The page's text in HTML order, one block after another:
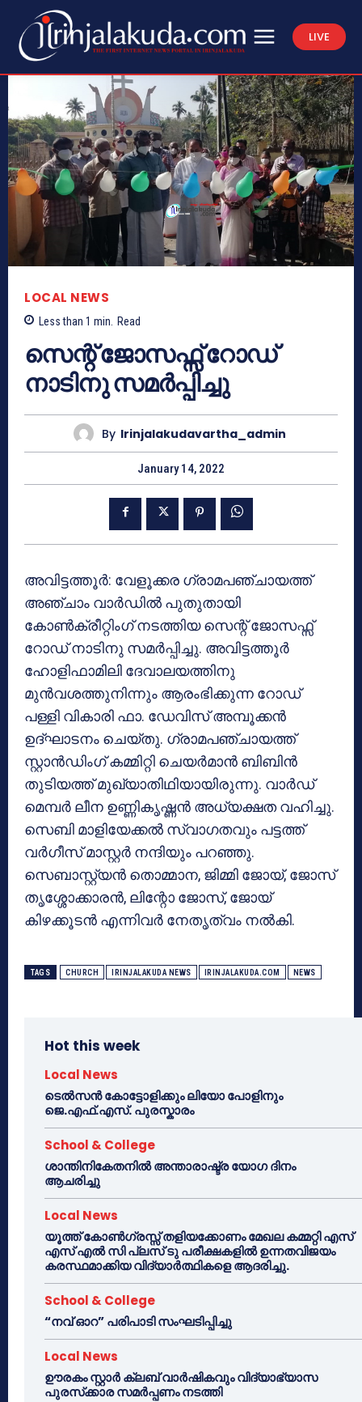
LIVE
LOCAL NEWS
Less than 1 min. Read
സെന്റ് ജോസഫ്സ് റോഡ്
നാടിനു സമര്‍പ്പിച്ചു
By Irinjalakudavartha_admin
January 14, 2022
അവിട്ടത്തൂര്‍: വേളൂക്കര ഗ്രാമപഞ്ചായത്ത്
അഞ്ചാം വാര്‍ഡില്‍ പുതുതായി
കോണ്‍ക്രീറ്റിംഗ് നടത്തിയ സെന്റ് ജോസഫ്സ്
റോഡ് നാടിനു സമര്‍പ്പിച്ചു. അവിട്ടത്തൂര്‍
ഹോളിഫാമിലി ദേവാലയത്തിനു
മുന്‍വശത്തുനിന്നും ആരംഭിക്കുന്ന റോഡ്
പള്ളി വികാരി ഫാ. ഡേവിസ് അമ്പൂക്കന്‍
ഉദ്ഘാടനം ചെയ്തു. ഗ്രാമപഞ്ചായത്ത്
സ്റ്റാന്‍ഡിംഗ് കമ്മിറ്റി ചെയര്‍മാന്‍ ബിബിന്‍
തുടിയത്ത് മുഖ്യാതിഥിയായിരുന്നു. വാര്‍ഡ്
മെമ്പര്‍ ലീന ഉണ്ണികൃഷ്ണൻ അധ്യക്ഷത വഹിച്ചു.
സെബി മാളിയേക്കല്‍ സ്വാഗതവും പട്ടത്ത്
വര്‍ഗീസ് മാസ്റ്റര്‍ നന്ദിയും പറഞ്ഞു.
സെബാസ്റ്റ്യന്‍ തൊമ്മാന, ജിമ്മി ജോയ്, ജോസ്
തൃശ്ശോക്കാരന്‍, ലിന്റോ ജോസ്, ജോയ്
കിഴക്കൂടന്‍ എന്നിവര്‍ നേതൃത്വം നല്‍കി.
TAGS CHURCH IRINJALAKUDA NEWS IRINJALAKUDA.COM NEWS
Hot this week
Local News
ടെൽസൻ കോട്ടോളിക്കും ലിയോ പോളിനും
ജെ.എഫ്.എസ്. പുരസ്കാരം
School & College
ശാന്തിനികേതനിൽ അന്താരാഷ്ട്ര യോഗ ദിനം
ആചരിച്ചു
Local News
യൂത്ത് കോൺഗ്രസ്സ് തളിയക്കോണം മേഖല കമ്മറ്റി എസ്
എസ് എൽ സി പ്ലസ് ടു പരീക്ഷകളിൽ ഉന്നതവിജയം
കരസ്ഥമാക്കിയ വിദ്യാർത്ഥികളെ ആദരിച്ചു.
School & College
“നവ് ഓറ” പരിപാടി സംഘടിപ്പിച്ചു
Local News
ഊരകം സ്റ്റാർ ക്ലബ് വാർഷികവും വിദ്യാഭ്യാസ
പുരസ്‌ക്കാര സമർപ്പണം നടത്തി